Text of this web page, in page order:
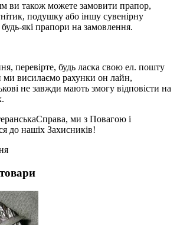
ви також можете замовити прапор,
подушку або іншу сувенірну
які прапори на замовлення.
перевірте, будь ласка свою ел. пошту
ми висилаємо рахунки он лайн,
не завжди мають змогу відповісти на
ми з Повагою і
до нашіх Захисників!